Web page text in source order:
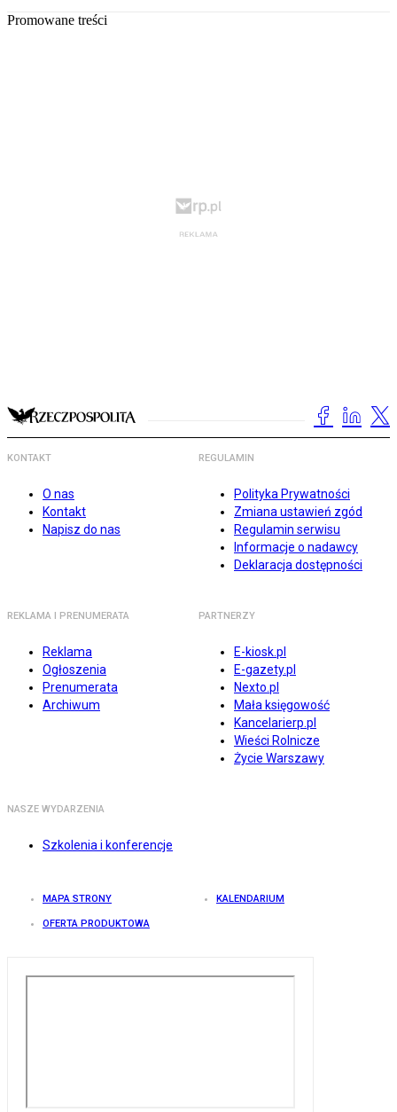
Promowane treści
KONTAKT
O nas
Kontakt
Napisz do nas
REGULAMIN
Polityka Prywatności
Zmiana ustawień zgód
Regulamin serwisu
Informacje o nadawcy
Deklaracja dostępności
REKLAMA I PRENUMERATA
Reklama
Ogłoszenia
Prenumerata
Archiwum
PARTNERZY
E-kiosk.pl
E-gazety.pl
Nexto.pl
Mała księgowość
Kancelarierp.pl
Wieści Rolnicze
Życie Warszawy
NASZE WYDARZENIA
Szkolenia i konferencje
MAPA STRONY KALENDARIUM
OFERTA PRODUKTOWA